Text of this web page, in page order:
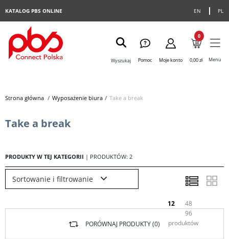
EN PL
KATALOG PBS ONLINE
Wyszukaj Pomoc Moje konto
0
0,00 zł Menu
Strona główna> Wyposażenie biura> Take a break
Take a break
PRODUKTY W TEJ KATEGORII | PRODUKTÓW: 2
Sortowanie i filtrowanie
12
48
96
produktów
PORÓWNAJ PRODUKTY (0)